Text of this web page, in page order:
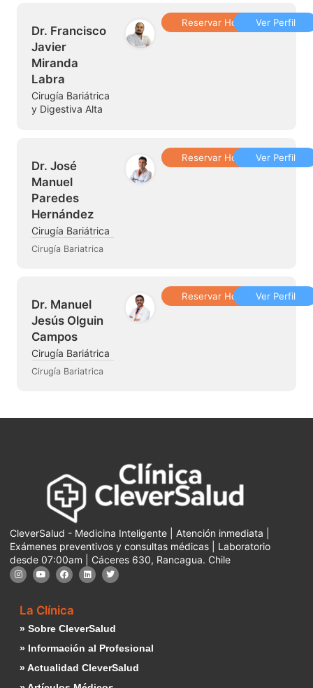
Dr. Francisco
Javier
Miranda
Labra
Cirugía Bariátrica
y Digestiva Alta
Reservar Hora Ver Perfil
Dr. José
Manuel
Paredes
Hernández
Cirugía Bariátrica
Cirugía Bariatrica
Reservar Hora Ver Perfil
Dr. Manuel
Jesús Olguin
Campos
Cirugía Bariátrica
Cirugía Bariatrica
Reservar Hora Ver Perfil
CleverSalud - Medicina Inteligente | Atención inmediata |
Exámenes preventivos y consultas médicas | Laboratorio
desde 07:00am | Cáceres 630, Rancagua. Chile
La Clínica
» Sobre CleverSalud
» Información al Profesional
» Actualidad CleverSalud